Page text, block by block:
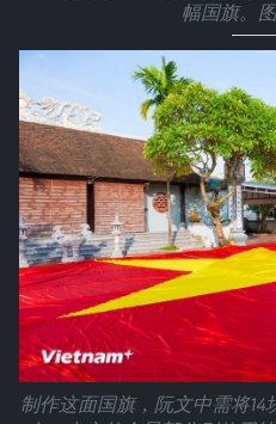
幅国旗。
制作这面国旗，阮文中需将14